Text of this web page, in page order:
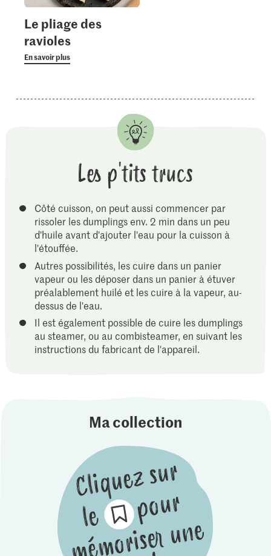
Le pliage des
ravioles
En savoir plus
Les p'tits trucs
Côté cuisson, on peut aussi commencer par
rissoler les dumplings env. 2 min dans un peu
d'huile avant d'ajouter l'eau pour la cuisson à
l'étouffée.
Autres possibilités, les cuire dans un panier
vapeur ou les déposer dans un panier à étuver
préalablement huilé et les cuire à la vapeur, au-
dessus de l'eau.
Il est également possible de cuire les dumplings
au steamer, ou au combisteamer, en suivant les
instructions du fabricant de l'appareil.
Ma collection